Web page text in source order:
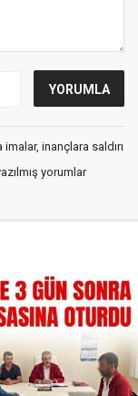
inançlara saldırı
yorumlar